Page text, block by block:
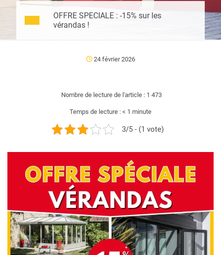
OFFRE SPECIALE : -15% sur les
vérandas !
24 février 2026
Nombre de lecture de l'article : 1 473
Temps de lecture : < 1 minute
3/5 - (1 vote)